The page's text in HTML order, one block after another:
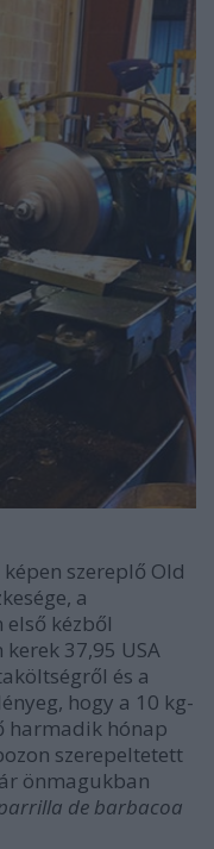
szereplő Old
a
kézből
37,95 USA
és a
hogy a 10 kg-
harmadik hónap
szerepeltetett
önmagukban
de barbacoa